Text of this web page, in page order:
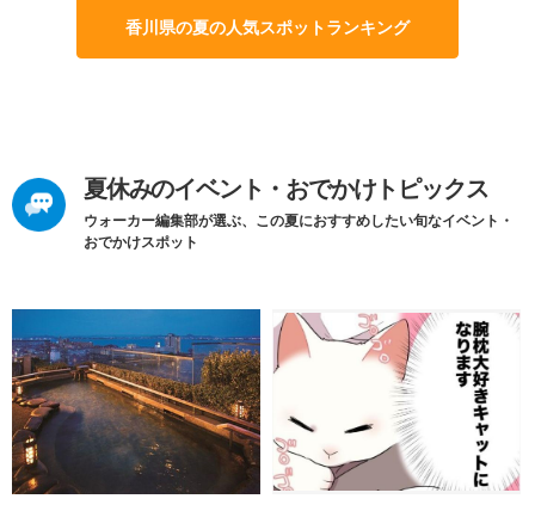
香川県の夏の人気スポットランキング
夏休みのイベント・おでかけトピックス
ウォーカー編集部が選ぶ、この夏におすすめしたい旬なイベント・
おでかけスポット